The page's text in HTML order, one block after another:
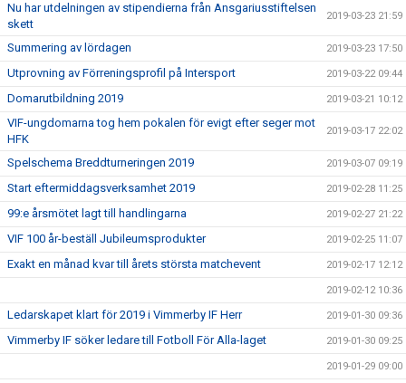
Nu har utdelningen av stipendierna från Ansgariusstiftelsen
skett
2019-03-23 21:59
Summering av lördagen 2019-03-23 17:50
Utprovning av Förreningsprofil på Intersport 2019-03-22 09:44
Domarutbildning 2019 2019-03-21 10:12
VIF-ungdomarna tog hem pokalen för evigt efter seger mot
HFK
2019-03-17 22:02
Spelschema Breddturneringen 2019 2019-03-07 09:19
Start eftermiddagsverksamhet 2019 2019-02-28 11:25
99:e årsmötet lagt till handlingarna 2019-02-27 21:22
VIF 100 år-beställ Jubileumsprodukter 2019-02-25 11:07
Exakt en månad kvar till årets största matchevent 2019-02-17 12:12
2019-02-12 10:36
Ledarskapet klart för 2019 i Vimmerby IF Herr 2019-01-30 09:36
Vimmerby IF söker ledare till Fotboll För Alla-laget 2019-01-30 09:25
2019-01-29 09:00